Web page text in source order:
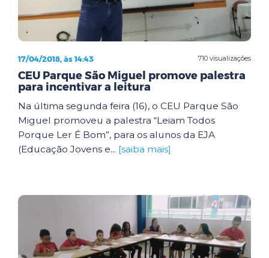
710 visualizações
17/04/2018, às 14:43
CEU Parque São Miguel promove palestra
para incentivar a leitura
Na última segunda feira (16), o CEU Parque São
Miguel promoveu a palestra “Leiam Todos
Porque Ler É Bom”, para os alunos da EJA
(Educação Jovens e... [saiba mais]